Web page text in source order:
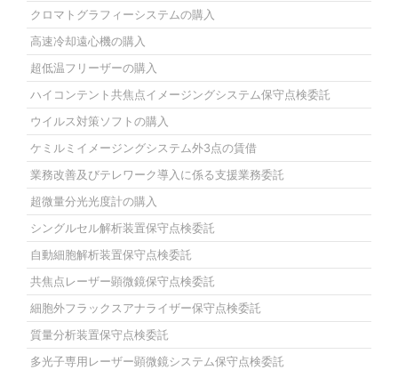
クロマトグラフィーシステムの購入
高速冷却遠心機の購入
超低温フリーザーの購入
ハイコンテント共焦点イメージングシステム保守点検委託
ウイルス対策ソフトの購入
ケミルミイメージングシステム外3点の賃借
業務改善及びテレワーク導入に係る支援業務委託
超微量分光光度計の購入
シングルセル解析装置保守点検委託
自動細胞解析装置保守点検委託
共焦点レーザー顕微鏡保守点検委託
細胞外フラックスアナライザー保守点検委託
質量分析装置保守点検委託
多光子専用レーザー顕微鏡システム保守点検委託